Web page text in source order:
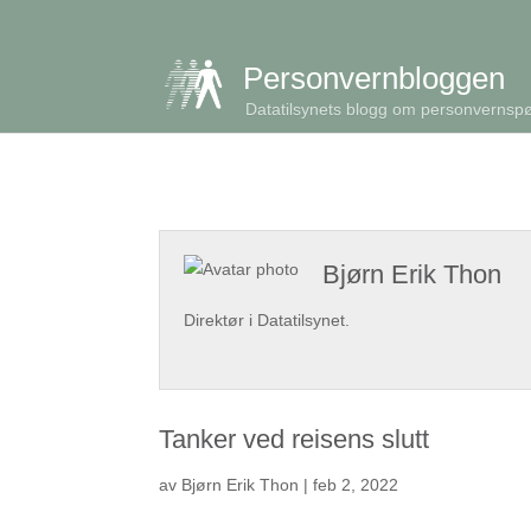
Personvernbloggen
Datatilsynets blogg om
Bjørn Erik Thon
Direktør i Datatilsynet.
Tanker ved reisens slutt
av Bjørn Erik Thon |feb 2, 2022